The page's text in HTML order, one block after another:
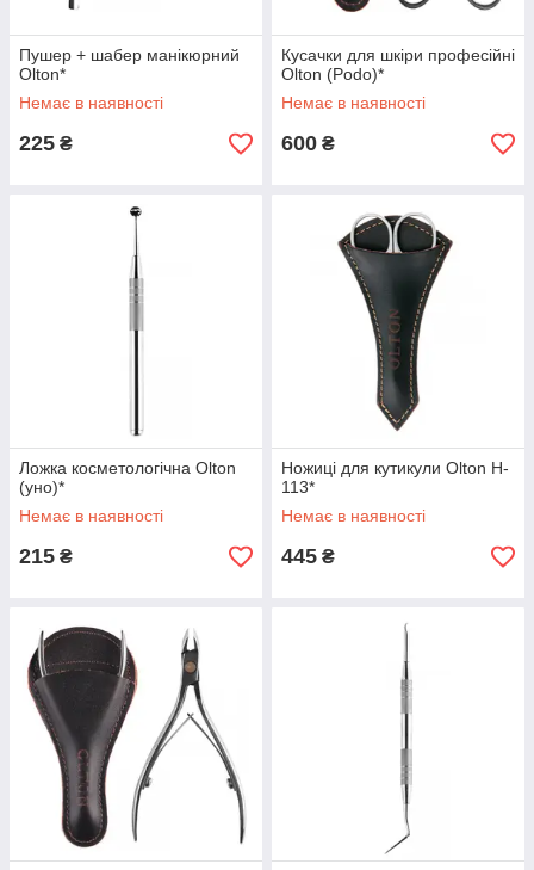
Пушер + шабер манікюрний
Olton*
Немає в наявності
225 ₴
Кусачки для шкіри професійні
Olton (Podo)*
Немає в наявності
600 ₴
Ложка косметологічна Olton
(уно)*
Немає в наявності
215 ₴
Ножиці для кутикули Olton H-
113*
Немає в наявності
445 ₴